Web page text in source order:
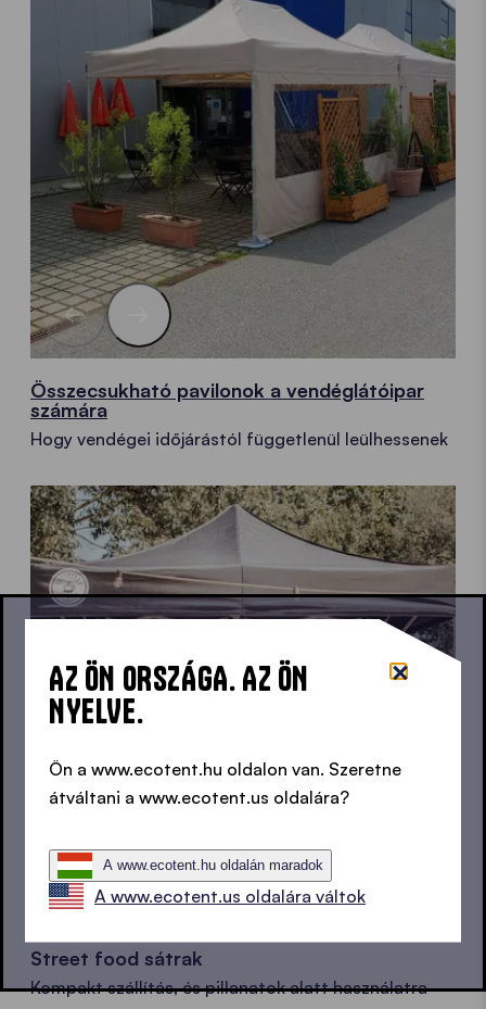
Összecsukható pavilonok a vendéglátóipar
számára
Hogy vendégei időjárástól függetlenül leülhessenek
Street food sátrak
Kompakt szállítás, és pillanatok alatt használatra
AZ ÖN ORSZÁGA. AZ ÖN
NYELVE.
Ön a www.ecotent.hu oldalon van. Szeretne
átváltani a www.ecotent.us oldalára?
A www.ecotent.hu oldalán maradok
A www.ecotent.us oldalára váltok